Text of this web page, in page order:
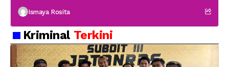
Ismaya Rosita
Kriminal Terkini